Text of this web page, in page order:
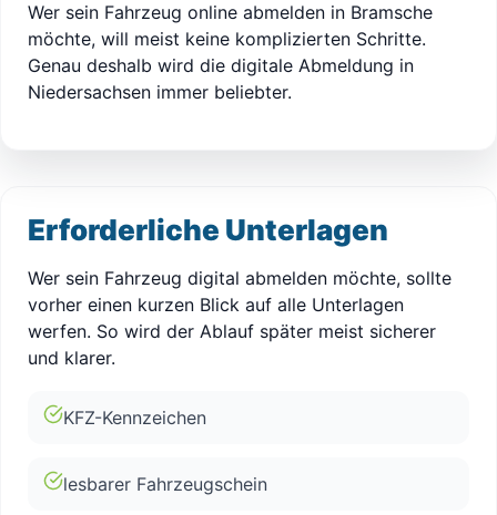
Wer sein Fahrzeug online abmelden in Bramsche
möchte, will meist keine komplizierten Schritte.
Genau deshalb wird die digitale Abmeldung in
Niedersachsen immer beliebter.
Erforderliche Unterlagen
Wer sein Fahrzeug digital abmelden möchte, sollte
vorher einen kurzen Blick auf alle Unterlagen
werfen. So wird der Ablauf später meist sicherer
und klarer.
KFZ-Kennzeichen
lesbarer Fahrzeugschein